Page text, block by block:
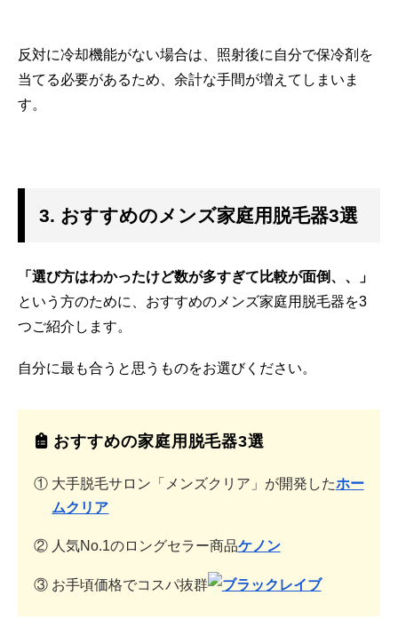
反対に冷却機能がない場合は、照射後に自分で保冷剤を
当てる必要があるため、余計な手間が増えてしまいま
す。
3. おすすめのメンズ家庭用脱毛器3選
「選び方はわかったけど数が多すぎて比較が面倒、、」
という方のために、おすすめのメンズ家庭用脱毛器を3
つご紹介します。
自分に最も合うと思うものをお選びください。
おすすめの家庭用脱毛器3選
① 大手脱毛サロン「メンズクリア」が開発したホー
ムクリア
② 人気No.1のロングセラー商品ケノン
③ お手頃価格でコスパ抜群 ブラックレイブ